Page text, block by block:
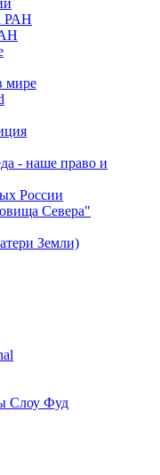
РАН
мире
- наше право и
России
Севера"
Земли)
Слоу Фуд